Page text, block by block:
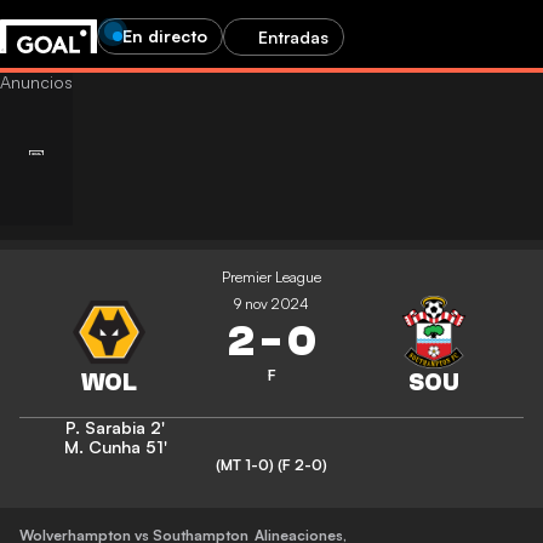
En directo Entradas
Premier League
9 nov 2024
2-0
F
P. Sarabia 2'
M. Cunha 51'
(MT 1-0) (F 2-0)
Wolverhampton vs Southampton Alineaciones,